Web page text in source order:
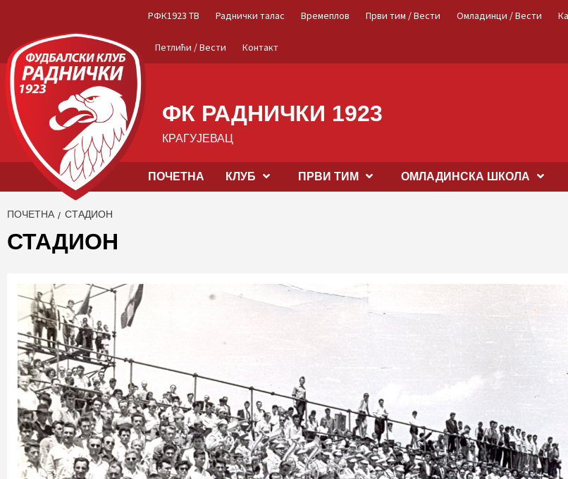
content
РФК1923 ТВ Раднички талас Времеплов Први тим / Вести Омладинци / Вести
Петлићи / Вести Контакт
ФК РАДНИЧКИ 1923
КРАГУЈЕВАЦ
ПОЧЕТНА КЛУБ ПРВИ ТИМ OМЛАДИНСКА ШКОЛА
ПОЧЕТНА СТАДИОН
СТАДИОН